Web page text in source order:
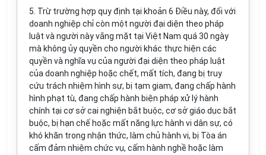
5. Trừ trường hợp quy định tại khoản 6 Điều này, đối với
doanh nghiệp chỉ còn một người đại diện theo pháp
luật và người này vắng mặt tại Việt Nam quá 30 ngày
mà không ủy quyền cho người khác thực hiện các
quyền và nghĩa vụ của người đại diện theo pháp luật
của doanh nghiệp hoặc chết, mất tích, đang bị truy
cứu trách nhiệm hình sự, bị tạm giam, đang chấp hành
hình phạt tù, đang chấp hành biện pháp xử lý hành
chính tại cơ sở cai nghiện bắt buộc, cơ sở giáo dục bắt
buộc, bị hạn chế hoặc mất năng lực hành vi dân sự, có
khó khăn trong nhận thức, làm chủ hành vi, bị Tòa án
cấm đảm nhiệm chức vụ, cấm hành nghề hoặc làm